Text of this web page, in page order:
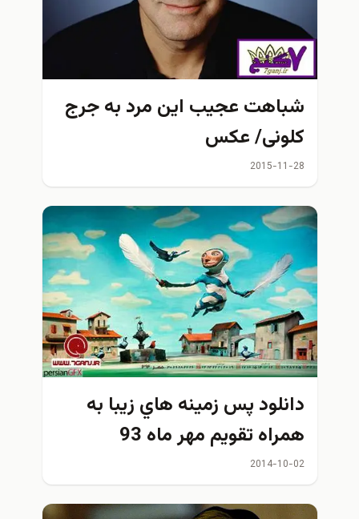
شباهت عجیب این مرد به جرج
کلونی/ عکس
2015-11-28
دانلود پس زمينه هاي زیبا به
همراه تقویم مهر ماه 93
2014-10-02